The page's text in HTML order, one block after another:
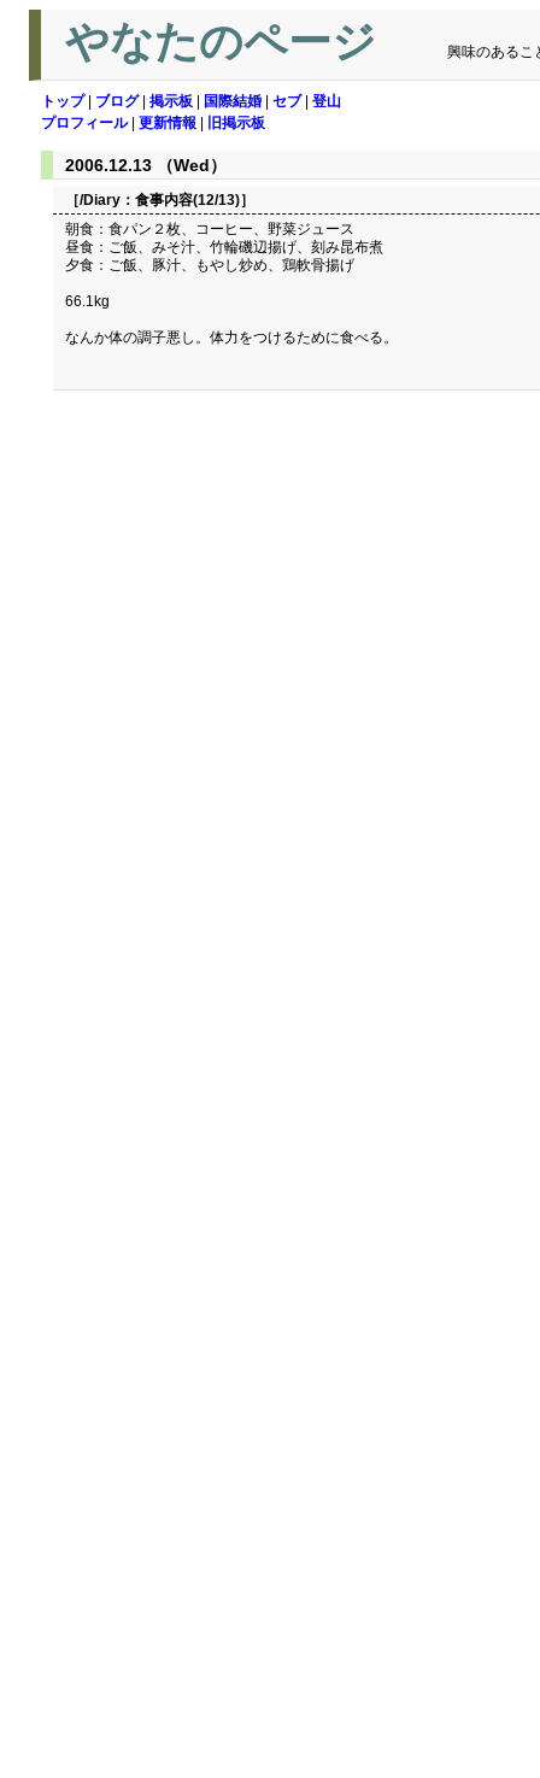
やなたのページ 興味のあるこ
トップ| ブログ| 掲示板 国際結婚 セブ| 登山
プロフィール| 更新情報 旧掲示板
2006.12.13 （Wed）
［/Diary： 食事内容(12/13)］
朝食：食パン２枚、コーヒー、野菜ジュース
昼食：ご飯、みそ汁、竹輪磯辺揚げ、刻み昆布煮
夕食：ご飯、豚汁、もやし炒め、鶏軟骨揚げ
66.1kg
なんか体の調子悪し。体力をつけるために食べる。